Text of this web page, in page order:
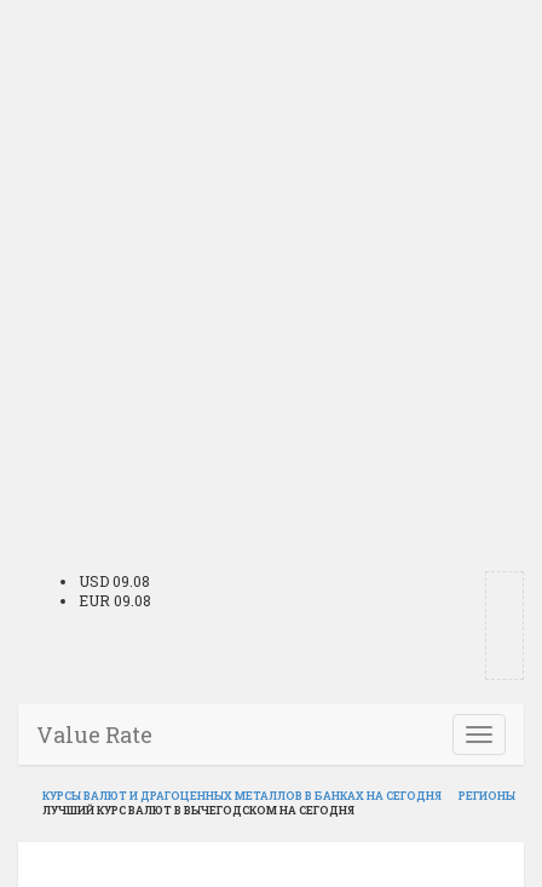
USD 09.08
EUR 09.08
Toggle
Value Rate
КУРСЫ ВАЛЮТ И ДРАГОЦЕННЫХ МЕТАЛЛОВ В БАНКАХ НА СЕГОДНЯ
РЕГИОНЫ
ЛУЧШИЙ КУРС ВАЛЮТ В ВЫЧЕГОДСКОМ НА СЕГОДНЯ